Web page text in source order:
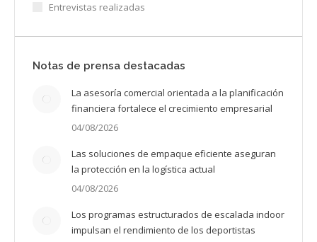
Entrevistas realizadas
Notas de prensa destacadas
La asesoría comercial orientada a la planificación
financiera fortalece el crecimiento empresarial
04/08/2026
Las soluciones de empaque eficiente aseguran
la protección en la logística actual
04/08/2026
Los programas estructurados de escalada indoor
impulsan el rendimiento de los deportistas